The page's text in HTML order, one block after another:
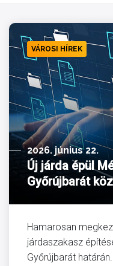
VÁROSI HÍREK
2026. június 22.
Új járda épül
Győrújbarát
Hamarosan
járdaszakasz
Győrújbarát